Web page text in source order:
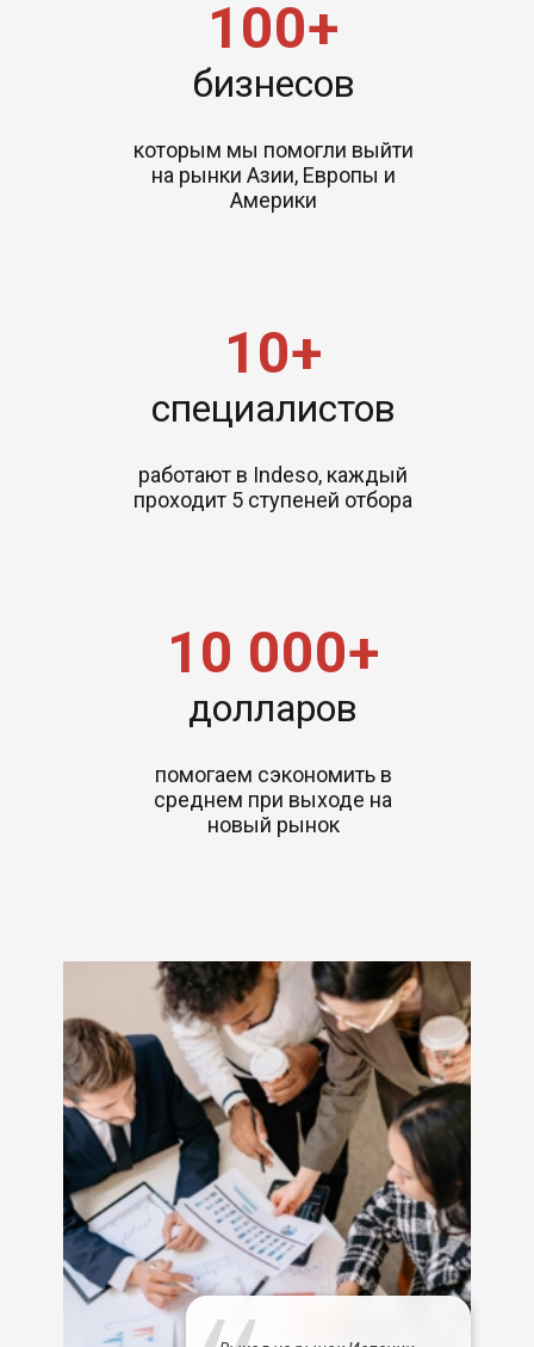
100+
бизнесов
которым мы помогли выйти
на рынки Азии, Европы и
Америки
10+
специалистов
работают в Indeso, каждый
проходит 5 ступеней отбора
10 000+
долларов
помогаем сэкономить в
среднем при выходе на
новый рынок